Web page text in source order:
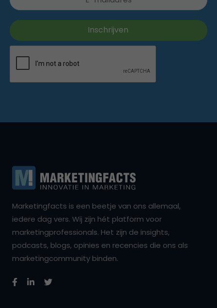
Marketingfacts is een beetje van ons allemaal,
iedere dag vers. Wij zijn hét platform voor
marketingprofessionals. Het zijn de insights,
podcasts, blogs, opinies en recencies die ons als
marketingcommunity binden.